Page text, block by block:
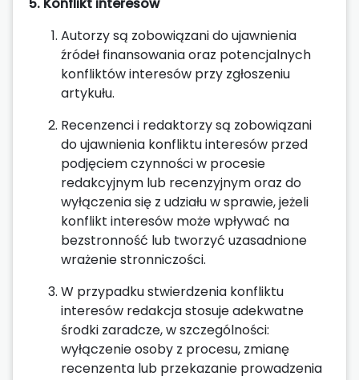
Autorzy są zobowiązani do ujawnienia
źródeł finansowania oraz potencjalnych
konfliktów interesów przy zgłoszeniu
artykułu.
Recenzenci i redaktorzy są zobowiązani
do ujawnienia konfliktu interesów przed
podjęciem czynności w procesie
redakcyjnym lub recenzyjnym oraz do
wyłączenia się z udziału w sprawie, jeżeli
konflikt interesów może wpływać na
bezstronność lub tworzyć uzasadnione
wrażenie stronniczości.
W przypadku stwierdzenia konfliktu
interesów redakcja stosuje adekwatne
środki zaradcze, w szczególności:
wyłączenie osoby z procesu, zmianę
recenzenta lub przekazanie prowadzenia